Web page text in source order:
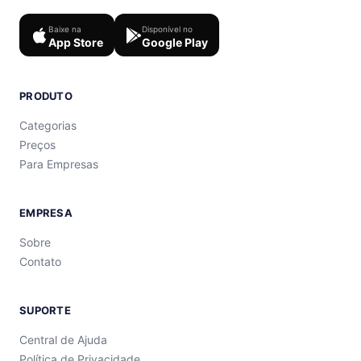
Baixe na
App Store
Disponível no
Google Play
PRODUTO
Categorias
Preços
Para Empresas
EMPRESA
Sobre
Contato
SUPORTE
Central de Ajuda